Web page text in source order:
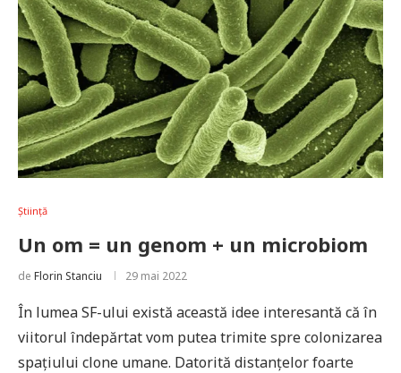
Știință
Un om = un genom + un microbiom
de Florin Stanciu 29 mai 2022
În lumea SF-ului există această idee interesantă că în
viitorul îndepărtat vom putea trimite spre colonizarea
spațiului clone umane. Datorită distanțelor foarte